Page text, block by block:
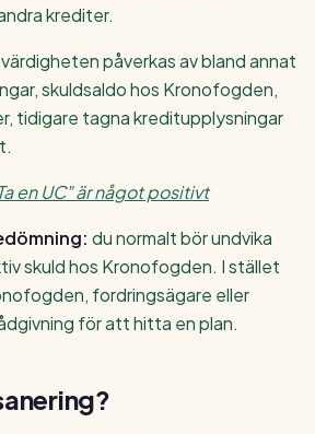
krediter.
påverkas av bland annat
skuldsaldo hos Kronofogden,
tidigare tagna kreditupplysningar
en UC" är något positivt
du normalt bör undvika
skuld hos Kronofogden. I stället
fordringsägare eller
för att hitta en plan.